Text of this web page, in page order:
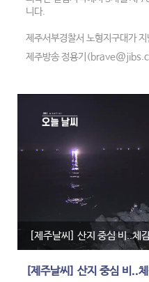
니다.
제주서부경찰서 노형지구대가
을 진행한 결과 680여 건의 위법
등으로 나타났습니다.
경찰은 외국인과 함께 내국인의
제주방송 정용기
[제주날씨] 산지 중심 비..체